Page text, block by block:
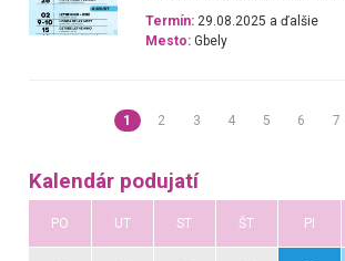
Termín: 29.08.2025 a ďalšie
Mesto: Gbely
1 2 3 4 5 6 7
Kalendár podujatí
PO UT ST ŠT PI